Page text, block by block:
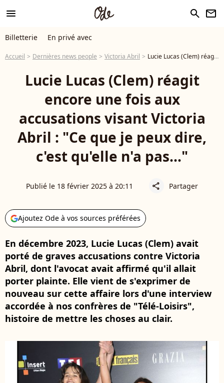
menu search newsletter
Billetterie En privé avec
Accueil Dernières news people Victoria Abril Lucie Lucas (Clem) réagit encore une fois aux accusations visant Victoria Abril : "Ce que je peux dire, c'est qu'elle n'a pas..."
Lucie Lucas (Clem) réagit
encore une fois aux
accusations visant Victoria
Abril : "Ce que je peux dire,
c'est qu'elle n'a pas..."
Publié le 18 février 2025 à 20:11 share Partager
Ajoutez Ode à vos sources préférées
En décembre 2023, Lucie Lucas (Clem) avait
porté de graves accusations contre Victoria
Abril, dont l'avocat avait affirmé qu'il allait
porter plainte. Elle vient de s'exprimer de
nouveau sur cette affaire lors d'une interview
accordée à nos confrères de "Télé-Loisirs",
histoire de mettre les choses au clair.